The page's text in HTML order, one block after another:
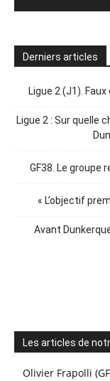
Derniers articles
Ligue 2 (J1).
Ligue 2 : Sur quelle
GF38. Le groupe
« L’objectif
Avant
Les articles de
Olivier Frapolli